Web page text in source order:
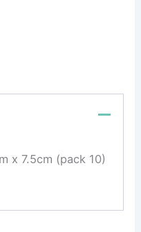
x 7.5cm (pack 10)